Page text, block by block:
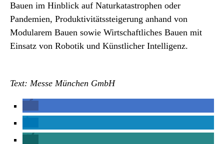
Bauen im Hinblick auf Naturkatastrophen oder
Pandemien, Produktivitätssteigerung anhand von
Modularem Bauen sowie Wirtschaftliches Bauen mit
Einsatz von Robotik und Künstlicher Intelligenz.
Text: Messe München GmbH